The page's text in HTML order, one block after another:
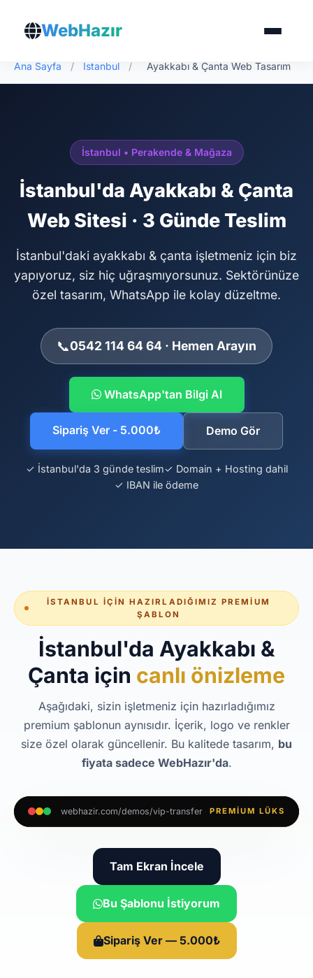
WebHazır
Ana Sayfa / İstanbul / Ayakkabı & Çanta Web Tasarım
İstanbul • Perakende & Mağaza
İstanbul'da Ayakkabı & Çanta
Web Sitesi · 3 Günde Teslim
İstanbul'daki ayakkabı & çanta işletmeniz için biz
yapıyoruz, siz hiç uğraşmıyorsunuz. Sektörünüze
özel tasarım, WhatsApp ile kolay düzeltme.
📞0542 114 64 64 · Hemen Arayın
WhatsApp'tan Bilgi Al
Sipariş Ver - 5.000₺ Demo Gör
✓ İstanbul'da 3 günde teslim✓ Domain + Hosting dahil
✓ IBAN ile ödeme
İSTANBUL İÇIN HAZIRLADIĞIMIZ PREMIUM
ŞABLON
İstanbul'da Ayakkabı &
Çanta için canlı önizleme
Aşağıdaki, sizin işletmeniz için hazırladığımız
premium şablonun aynısıdır. İçerik, logo ve renkler
size özel olarak güncellenir. Bu kalitede tasarım, bu
fiyata sadece WebHazır'da.
webhazir.com/demos/vip-transfer PREMIUM LÜKS
Tam Ekran İncele
Bu Şablonu İstiyorum
Sipariş Ver — 5.000₺